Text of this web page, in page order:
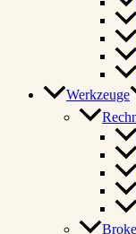
Werkzeuge